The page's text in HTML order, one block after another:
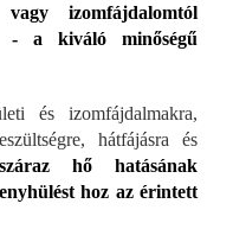
vagy izomfájdalomtól
- a kiváló minőségű
és izomfájdalmakra,
hátfájásra és
hő hatásának
hoz az érintett